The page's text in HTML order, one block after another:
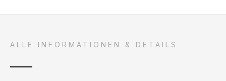
ALLE INFORMATIONEN & DETAILS